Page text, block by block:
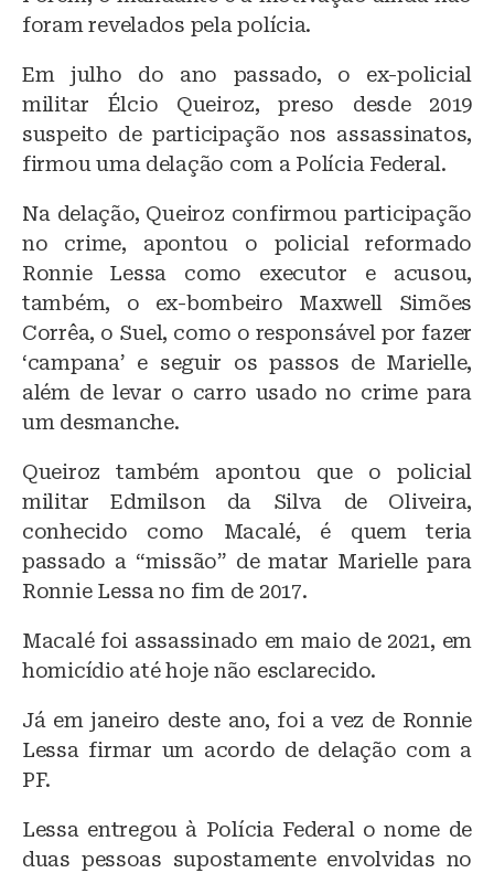
foram revelados pela polícia.
Em julho do ano passado, o ex-policial
militar Élcio Queiroz, preso desde 2019
suspeito de participação nos assassinatos,
firmou uma delação com a Polícia Federal.
Na delação, Queiroz confirmou participação
no crime, apontou o policial reformado
Ronnie Lessa como executor e acusou,
também, o ex-bombeiro Maxwell Simões
Corrêa, o Suel, como o responsável por fazer
‘campana’ e seguir os passos de Marielle,
além de levar o carro usado no crime para
um desmanche.
Queiroz também apontou que o policial
militar Edmilson da Silva de Oliveira,
conhecido como Macalé, é quem teria
passado a “missão” de matar Marielle para
Ronnie Lessa no fim de 2017.
Macalé foi assassinado em maio de 2021, em
homicídio até hoje não esclarecido.
Já em janeiro deste ano, foi a vez de Ronnie
Lessa firmar um acordo de delação com a
PF.
Lessa entregou à Polícia Federal o nome de
duas pessoas supostamente envolvidas no